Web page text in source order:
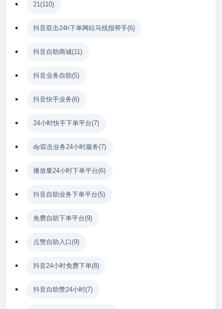
21(110)
抖音双击24h下单网站马线报帮手(6)
抖音自助商城(11)
抖音业务自助(5)
抖音快手业务(6)
24小时快手下单平台(7)
dy双击业务24小时服务(7)
播放量24小时下单平台(6)
抖音自助业务下单平台(5)
免费自助下单平台(9)
点赞自助入口(9)
抖音24小时免费下单(8)
抖音自助赞24小时(7)